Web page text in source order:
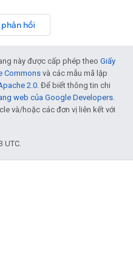
hồi
này được cấp phép theo Giấy
Commons và các mẫu mã lập
2.0. Để biết thông tin chi
web của Google Developers.
và/hoặc các đơn vị liên kết với
UTC.